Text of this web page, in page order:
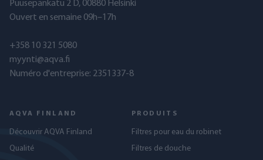
Puusepänkatu 2 D, 00880 Helsinki
Ouvert en semaine 09h–17h
+358 10 321 5080
myynti@aqva.fi
Numéro d'entreprise: 2351337-8
AQVA FINLAND
Découvrir AQVA Finland
Qualité
PRODUITS
Filtres pour eau du robinet
Filtres de douche